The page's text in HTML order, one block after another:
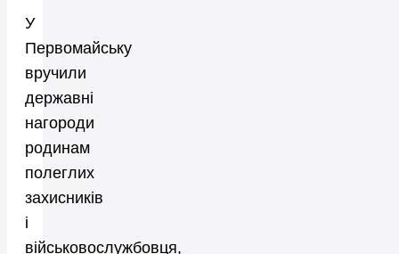
У
Первомайську
вручили
державні
нагороди
родинам
полеглих
захисників
і
військовослужбовця,